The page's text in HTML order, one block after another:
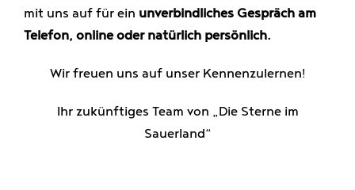
mit uns auf für ein unverbindliches Gespräch am
Telefon, online oder natürlich persönlich.
Wir freuen uns auf unser Kennenzulernen!
Ihr zukünftiges Team von „Die Sterne im
Sauerland“